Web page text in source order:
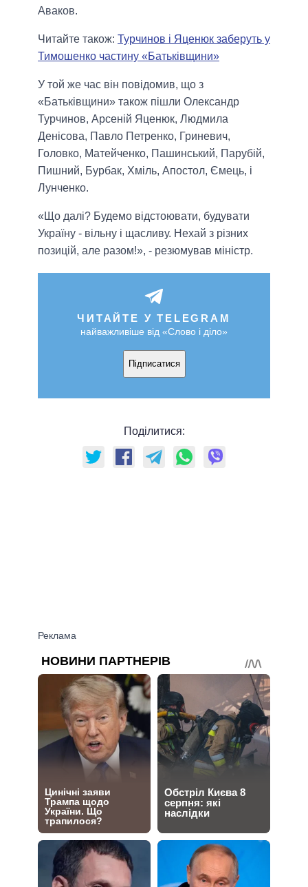
Аваков.
Читайте також: Турчинов і Яценюк заберуть у
Тимошенко частину «Батьківщини»
У той же час він повідомив, що з
«Батьківщини» також пішли Олександр
Турчинов, Арсеній Яценюк, Людмила
Денісова, Павло Петренко, Гриневич,
Головко, Матейченко, Пашинський, Парубій,
Пишний, Бурбак, Хміль, Апостол, Ємець, і
Лунченко.
«Що далі? Будемо відстоювати, будувати
Україну - вільну і щасливу. Нехай з різних
позицій, але разом!», - резюмував міністр.
ЧИТАЙТЕ У TELEGRAM
найважливіше від «Слово і діло»
Підписатися
Поділитися: